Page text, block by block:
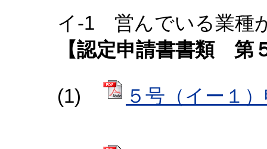
イ-1
営んでいる業種
【認定申請書書類 第
(1) ５号（イー１